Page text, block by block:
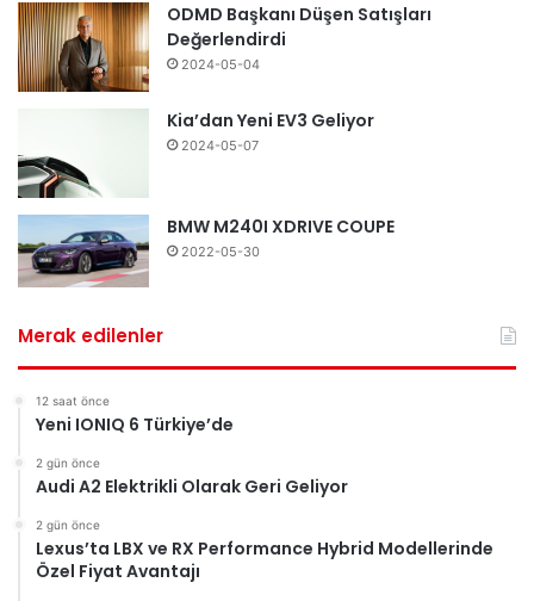
ODMD Başkanı Düşen Satışları
Değerlendirdi
2024-05-04
Kia’dan Yeni EV3 Geliyor
2024-05-07
BMW M240I XDRIVE COUPE
2022-05-30
Merak edilenler
12 saat önce
Yeni IONIQ 6 Türkiye’de
2 gün önce
Audi A2 Elektrikli Olarak Geri Geliyor
2 gün önce
Lexus’ta LBX ve RX Performance Hybrid Modellerinde
Özel Fiyat Avantajı